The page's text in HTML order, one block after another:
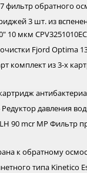
фильтр обратного
3 шт. из
10 мкм
Fjord Optima
комплект из 3-х
Редуктор давления
90 mcr MP Фильтр
к обратному
типа Kinetico